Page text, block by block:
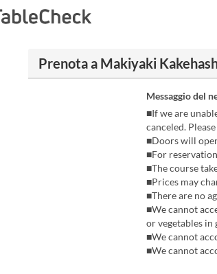
Prenota a Makiyaki
Messaggio del
■If we are
canceled.
■Doors will
■For
■The course
■Prices may
■There are no
■We cannot
or vegetables in
■We cannot
■We cannot